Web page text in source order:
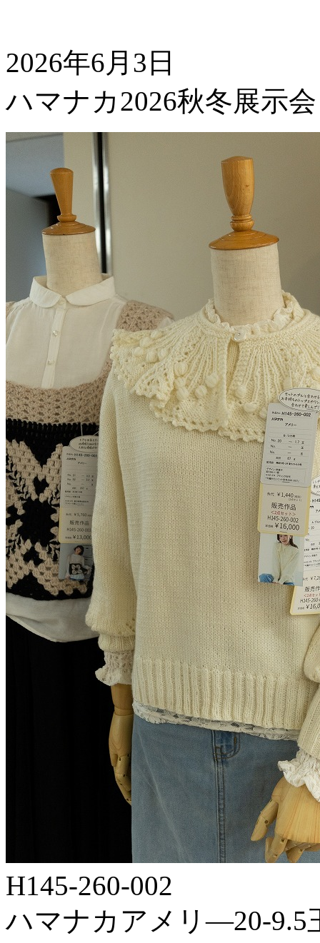
2026年6月3日
ハマナカ2026秋冬展示会
H145-260-002
ハマナカアメリ―20-9.5